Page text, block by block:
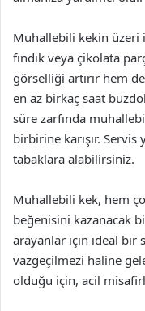
Muhallebili kekin üzeri
fındık veya çikolata
görselliği artırır hem
en az birkaç saat
süre zarfında
birbirine karışır.
tabaklara alabilirsiniz.
Muhallebili kek, hem
beğenisini kazanacak
arayanlar için ideal bir
vazgeçilmezi haline
olduğu için, acil